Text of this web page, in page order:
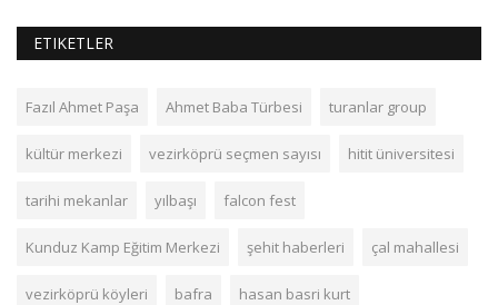
ETIKETLER
Fazıl Ahmet Paşa Ahmet Baba Türbesi turanlar group
kültür merkezi vezirköprü seçmen sayısı hitit üniversitesi
tarihi mekanlar yılbaşı falcon fest
Kunduz Kamp Eğitim Merkezi şehit haberleri çal mahallesi
vezirköprü köyleri bafra hasan basri kurt